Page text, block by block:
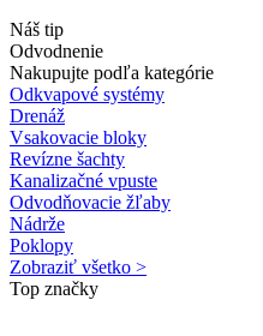
Náš tip
Odvodnenie
Nakupujte podľa kategórie
Odkvapové systémy
Drenáž
Vsakovacie bloky
Revízne šachty
Kanalizačné vpuste
Odvodňovacie žľaby
Nádrže
Poklopy
Zobraziť všetko >
Top značky